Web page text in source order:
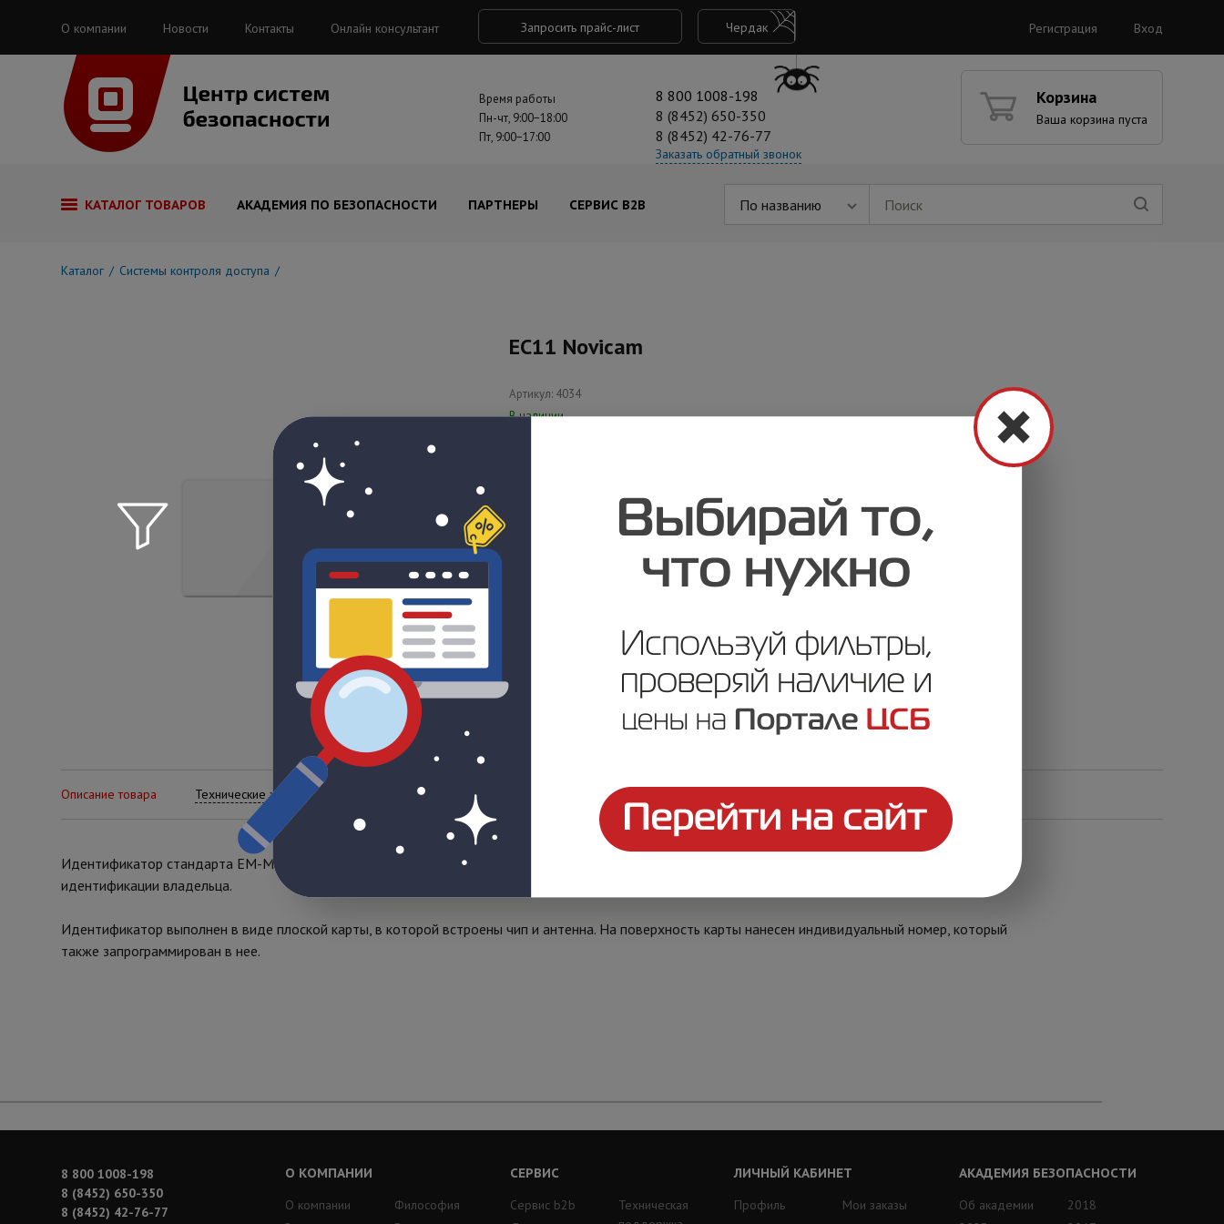
О компании Новости Контакты Онлайн консультант Запросить прайс-лист Чердак Регистрация Вход
Время работы
Пн-чт, 9:00−18:00
Пт, 9:00−17:00
8 800 1008-198
8 (8452) 650-350
8 (8452) 42-76-77
Заказать обратный звонок
Корзина
Ваша корзина пуста
КАТАЛОГ ТОВАРОВ АКАДЕМИЯ ПО БЕЗОПАСНОСТИ ПАРТНЕРЫ СЕРВИС B2B По названию
Каталог Системы контроля доступа
EC11 Novicam
Артикул: 4034
В наличии
Описание товара Технические характеристики
Идентификатор стандарта EM-Marin Novicam EC11 предназначен для использования в системах контроля доступа в качестве ключа для прохода и
идентификации владельца.
Идентификатор выполнен в виде плоской карты, в которой встроены чип и антенна. На поверхность карты нанесен индивидуальный номер, который
также запрограммирован в нее.
8 800 1008-198
8 (8452) 650-350
8 (8452) 42-76-77
О КОМПАНИИ
О компании
Философия
СЕРВИС
Сервис b2b
Техническая
ЛИЧНЫЙ КАБИНЕТ
Профиль
Мои заказы
АКАДЕМИЯ БЕЗОПАСНОСТИ
Об академии
2018